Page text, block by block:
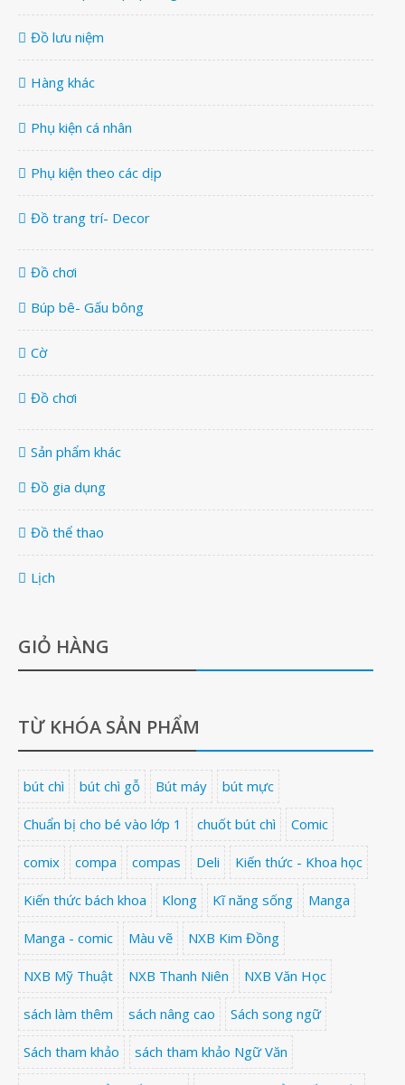
Đồ lưu niệm
Hàng khác
Phụ kiện cá nhân
Phụ kiện theo các dịp
Đồ trang trí- Decor
Đồ chơi
Búp bê- Gấu bông
Cờ
Đồ chơi
Sản phẩm khác
Đồ gia dụng
Đồ thể thao
Lịch
GIỎ HÀNG
TỪ KHÓA SẢN PHẨM
bút chì bút chì gỗ Bút máy bút mực
Chuẩn bị cho bé vào lớp 1 chuốt bút chì Comic
comix compa compas Deli Kiến thức - Khoa học
Kiến thức bách khoa Klong Kĩ năng sống Manga
Manga - comic Màu vẽ NXB Kim Đồng
NXB Mỹ Thuật NXB Thanh Niên NXB Văn Học
sách làm thêm sách nâng cao Sách song ngữ
Sách tham khảo sách tham khảo Ngữ Văn